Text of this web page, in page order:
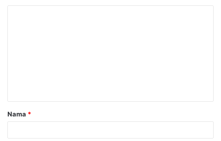
a
r
Nama *